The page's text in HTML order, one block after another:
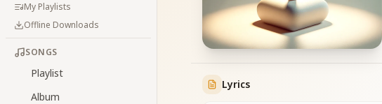
My Playlists
Offline Downloads
SONGS
Playlist
Album
Lyrics